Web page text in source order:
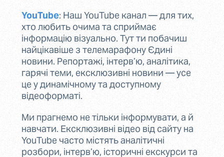
YouTube: Наш YouTube канал — для тих,
хто любить очима та сприймає
інформацію візуально. Тут ти побачиш
найцікавіше з телемарафону Єдині
новини. Репортажі, інтерв’ю, аналітика,
гарячі теми, ексклюзивні новини — усе
це у динамічному та доступному
відеоформаті.
Ми прагнемо не тільки інформувати, а й
навчати. Ексклюзивні відео від сайту на
YouTube часто містять аналітичні
розбори, інтерв’ю, історичні екскурси та